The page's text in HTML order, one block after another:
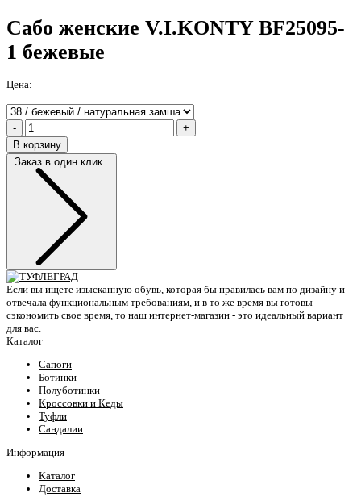
Сабо женские V.I.KONTY BF25095-
1 бежевые
Цена:
-
+
В корзину
Заказ в один клик
Если вы ищете изысканную обувь, которая бы нравилась вам по дизайну и
отвечала функциональным требованиям, и в то же время вы готовы
сэкономить свое время, то наш интернет-магазин - это идеальный вариант
для вас.
Каталог
Сапоги
Ботинки
Полуботинки
Кроссовки и Кеды
Туфли
Сандалии
Информация
Каталог
Доставка